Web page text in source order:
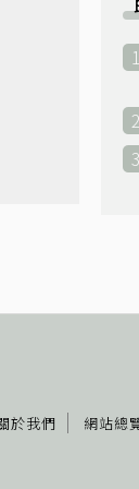
於我們 網站總